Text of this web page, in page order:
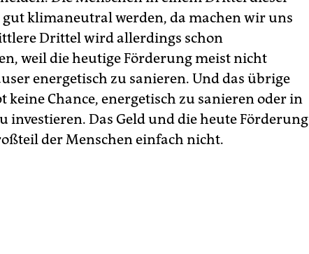
gut klimaneutral werden, da machen wir uns
Drittel wird allerdings schon
weil die heutige Förderung meist nicht
energetisch zu sanieren. Und das übrige
Chance, energetisch zu sanieren oder in
investieren. Das Geld und die heute Förderung
der Menschen einfach nicht.